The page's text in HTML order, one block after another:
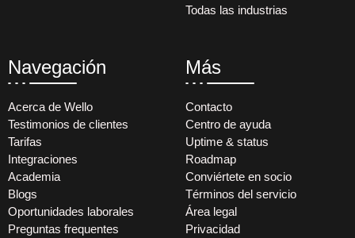
Todas las industrias
Navegación
Acerca de Wello
Testimonios de clientes
Tarifas
Integraciones
Academia
Blogs
Oportunidades laborales
Preguntas frequentes
Más
Contacto
Centro de ayuda
Uptime & status
Roadmap
Conviértete en socio
Términos del servicio
Área legal
Privacidad